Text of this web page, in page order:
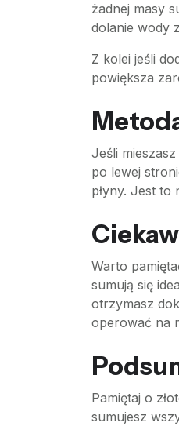
żadnej masy
dolanie wody
Z kolei jeśli
powiększa
Jeśli
po lewej
płyny. Jest
Warto
sumują się
otrzymasz
operować na
Pamiętaj o
sumujesz